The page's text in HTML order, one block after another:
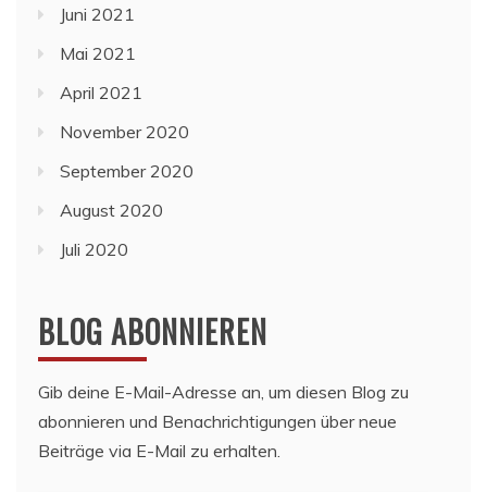
Juni 2021
Mai 2021
April 2021
November 2020
September 2020
August 2020
Juli 2020
BLOG ABONNIEREN
Gib deine E-Mail-Adresse an, um diesen Blog zu
abonnieren und Benachrichtigungen über neue
Beiträge via E-Mail zu erhalten.